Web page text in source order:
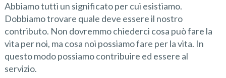
Abbiamo tutti un significato per cui esistiamo.
Dobbiamo trovare quale deve essere il nostro
contributo. Non dovremmo chiederci cosa può fare la
vita per noi, ma cosa noi possiamo fare per la vita. In
questo modo possiamo contribuire ed essere al
servizio.